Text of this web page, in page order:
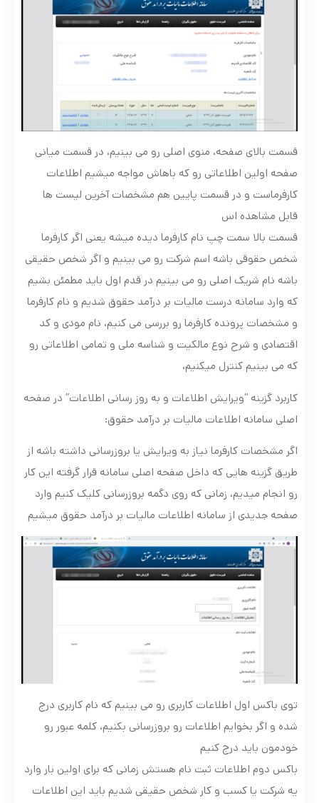
قسمت بالای صفحه، منوی اصلی رو می بینیم، در قسمت میانی
صفحه اولین اطلاعاتی رو که باهاش مواجه میشیم اطلاعات
کارفرماست و در قسمت پایین هم مشخصات آخرین لیست ها
قابل مشاهده اس
قسمت بالا سمت چپ نام کارفرما دیده میشه یعنی اگر کارفرما
شخص حقوقی باشه اسم شرکت رو می بینیم و اگر شخص حقیقی
باشه نام شریک اصلی رو می بینیم در قدم اول باید مطمئن بشیم
که وارد سامانه درست مالیات بر درآمد حقوق شدیم و نام کارفرما
و مشخصات پرونده کارفرما رو بررسی می کنیم، نام مودی و کد
اقتصادی و شرح نوع مالکیت و شناسه ملی و تمامی اطلاعاتی رو
که می بینیم کنترل میکنیم،
کاربرد گزینه “ویرایش اطلاعات و به روز رسانی اطلاعات” در صفحه
اصلی سامانه اطلاعات مالیات بر درآمد حقوق:
اگر مشخصات کارفرما نیاز به ویرایش یا بروزرسانی داشته باشه از
طریق گزینه هایی که داخل صفحه اصلی سامانه قرار گرفته این کار
رو انجام میدیم، زمانی که روی دگمه بروزرسانی کلیک کنیم وارد
صفحه جدیدی از سامانه اطلاعات مالیات بر درآمد حقوق میشیم
توی باکس اول اطلاعات کاربری رو می بینیم که نام کاربری درج
شده و اگر بخوایم اطلاعات رو بروزرسانی بکنیم، کلمه عبور رو
خودمون باید درج کنیم
باکس دوم اطلاعات ثبت نام هستش زمانی که برای اولین بار وارد
یه شرکت یا کسب و کار شخص حقیقی شدیم باید این اطلاعات